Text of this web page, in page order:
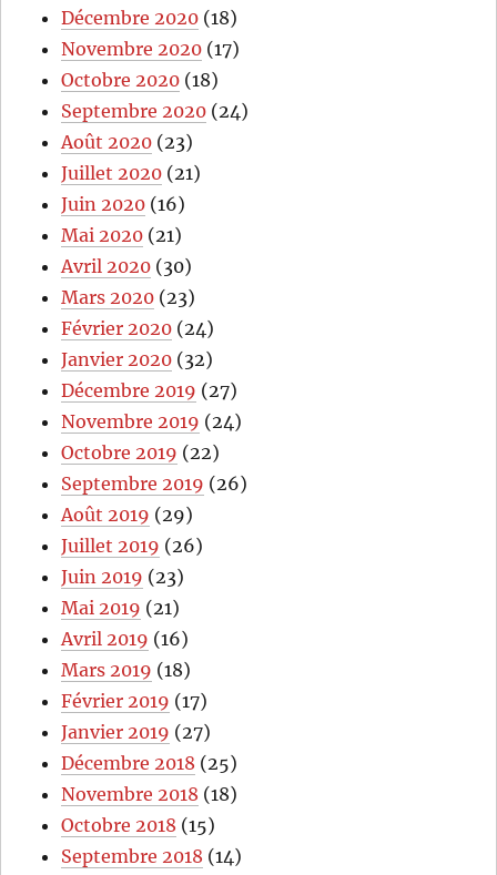
Décembre 2020 (18)
Novembre 2020 (17)
Octobre 2020 (18)
Septembre 2020 (24)
Août 2020 (23)
Juillet 2020 (21)
Juin 2020 (16)
Mai 2020 (21)
Avril 2020 (30)
Mars 2020 (23)
Février 2020 (24)
Janvier 2020 (32)
Décembre 2019 (27)
Novembre 2019 (24)
Octobre 2019 (22)
Septembre 2019 (26)
Août 2019 (29)
Juillet 2019 (26)
Juin 2019 (23)
Mai 2019 (21)
Avril 2019 (16)
Mars 2019 (18)
Février 2019 (17)
Janvier 2019 (27)
Décembre 2018 (25)
Novembre 2018 (18)
Octobre 2018 (15)
Septembre 2018 (14)